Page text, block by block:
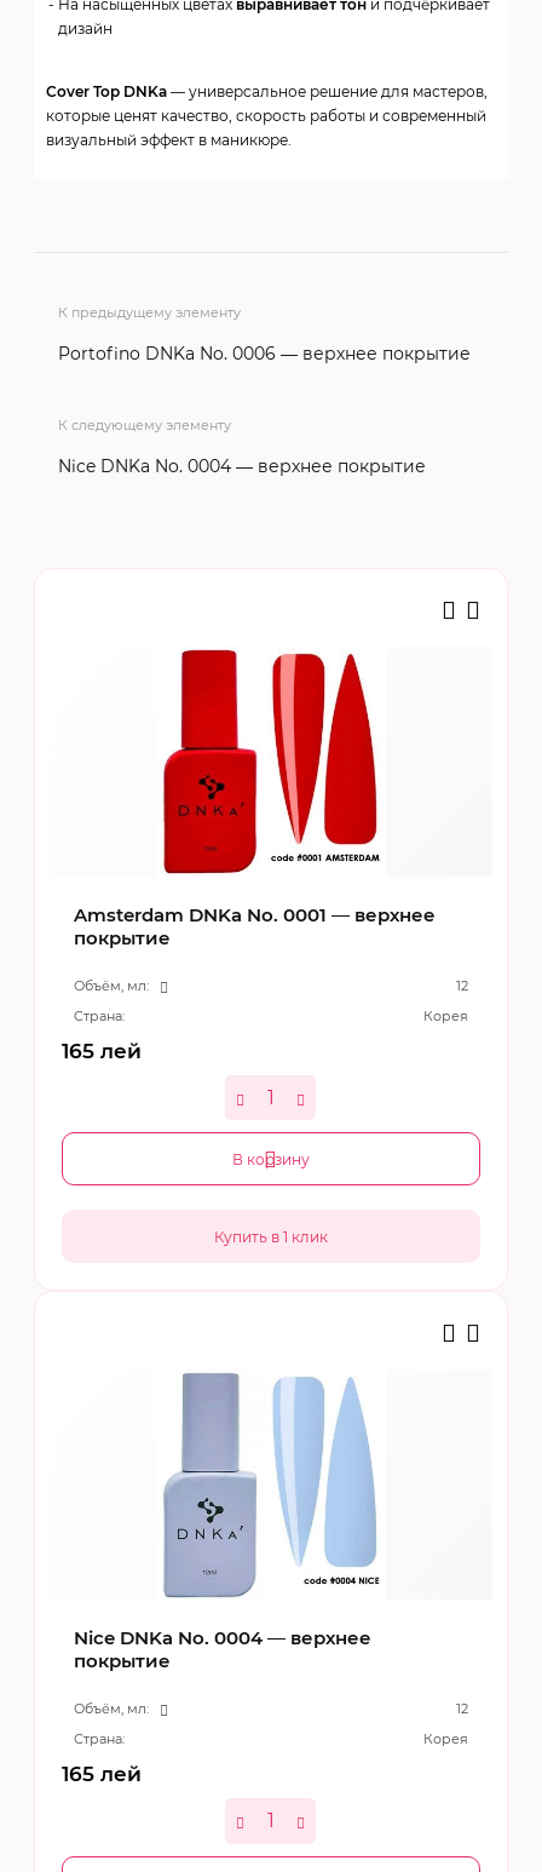
На насыщенных цветах выравнивает тон и подчёркивает
дизайн
Cover Top DNKa — универсальное решение для мастеров,
которые ценят качество, скорость работы и современный
визуальный эффект в маникюре.
К предыдущему элементу
Portofino DNKa No. 0006 — верхнее покрытие
К следующему элементу
Nice DNKa No. 0004 — верхнее покрытие
Amsterdam DNKa No. 0001 — верхнее
покрытие
Объём, мл:
12
Страна:
Корея
165 лей
В корзину
Nice DNKa No. 0004 — верхнее
покрытие
Объём, мл:
12
Страна:
Корея
165 лей